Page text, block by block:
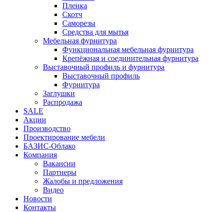
Пленка
Скотч
Саморезы
Средства для мытья
Мебельная фурнитура
Функциональная мебельная фурнитура
Крепёжная и соединительная фурнитура
Выставочный профиль и фурнитура
Выставочный профиль
Фурнитура
Заглушки
Распродажа
SALE
Акции
Производство
Проектирование мебели
БАЗИС-Облако
Компания
Вакансии
Партнеры
Жалобы и предложения
Видео
Новости
Контакты